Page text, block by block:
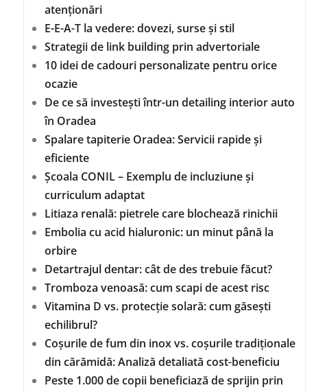
atenționări
E-E-A-T la vedere: dovezi, surse și stil
Strategii de link building prin advertoriale
10 idei de cadouri personalizate pentru orice
ocazie
De ce să investești într-un detailing interior auto
în Oradea
Spalare tapiterie Oradea: Servicii rapide și
eficiente
Școala CONIL – Exemplu de incluziune și
curriculum adaptat
Litiaza renală: pietrele care blochează rinichii
Embolia cu acid hialuronic: un minut până la
orbire
Detartrajul dentar: cât de des trebuie făcut?
Tromboza venoasă: cum scapi de acest risc
Vitamina D vs. protecție solară: cum găsești
echilibrul?
Coșurile de fum din inox vs. coșurile tradiționale
din cărămidă: Analiză detaliată cost-beneficiu
Peste 1.000 de copii beneficiază de sprijin prin